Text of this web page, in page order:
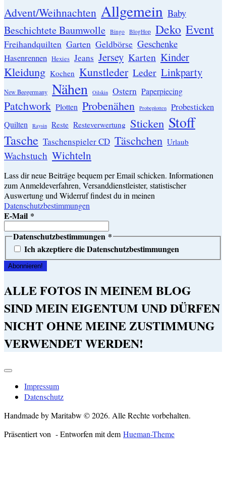
Advent/Weihnachten Allgemein Baby
Beschichtete Baumwolle Bingo BlogHop Deko Event
Freihandquilten Garten Geldbörse Geschenke
Hasenrennen Hexies Jeans Jersey Karten Kinder
Kleidung Kochen Kunstleder Leder Linkparty
New Beegermany Nähen Oilskin Ostern Paperpiecing
Patchwork Plotten Probenähen Probeplotten Probesticken
Quilten Raysin Reste Resteverwertung Sticken Stoff
Tasche Taschenspieler CD Täschchen Urlaub
Wachstuch Wichteln
Lass dir neue Beiträge bequem per Email schicken. Informationen
zum Anmeldeverfahren, Versanddienstleister, statistischer
Auswertung und Widerruf findest du in meinen
Datenschutzbestimmungen
E-Mail *
Datenschutzbestimmungen *
Ich akzeptiere die Datenschutzbestimmungen
ALLE FOTOS IN MEINEM BLOG
SIND MEIN EIGENTUM UND DÜRFEN
NICHT OHNE MEINE ZUSTIMMUNG
VERWENDET WERDEN!
Impressum
Datenschutz
Handmade by Maritabw © 2026. Alle Rechte vorbehalten.
Präsentiert von - Entworfen mit dem Hueman-Theme